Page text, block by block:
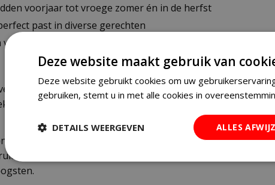
voorjaar tot vroege zomer én in de herfst
past in diverse gerechten
SKAL-normen (NL-BIO-01)
manieren telen. Vanaf februari tot april kun je
de zaden met een dun laagje zaaigrond. Zodra de
wacht je tot maart tot juni, wanneer de
voor het beste resultaat. Vanaf juni kun je
Deze website maakt gebruik van
Deze website gebruikt cookies om uw
gebruiken, stemt u in met alle cookies in
ALLES
DETAILS WEERGEVEN